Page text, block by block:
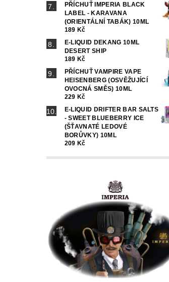
PŘÍCHUŤ IMPERIA BLACK
LABEL - KARAVANA
(ORIENTÁLNÍ TABÁK) 10ML
189 Kč
E-LIQUID DEKANG 10ML
DESERT SHIP
189 Kč
PŘÍCHUŤ VAMPIRE VAPE
HEISENBERG (OSVĚŽUJÍCÍ
OVOCNÁ SMĚS) 10ML
229 Kč
E-LIQUID DRIFTER BAR SALTS
- SWEET BLUEBERRY ICE
(ŠŤAVNATÉ LEDOVÉ
BORŮVKY) 10ML
209 Kč